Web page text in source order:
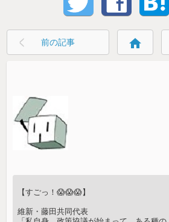
前の記事 home
【すごっ！😱😱😱】
維新・藤田共同代表